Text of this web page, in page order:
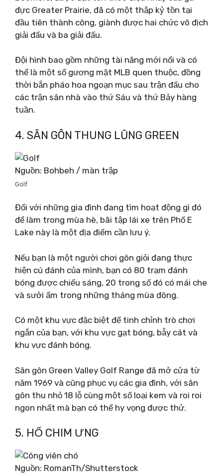
đực Greater Prairie, đã có một thập kỷ tồn tại
đầu tiên thành công, giành được hai chức vô địch
giải đấu và ba giải đấu.
Đội hình bao gồm những tài năng mới nổi và có
thể là một số gương mặt MLB quen thuộc, đồng
thời bắn pháo hoa ngoạn mục sau trận đấu cho
các trận sân nhà vào thứ Sáu và thứ Bảy hàng
tuần.
4. SÂN GÔN THUNG LŨNG GREEN
Nguồn: Bohbeh / màn trập
Golf
Đối với những gia đình đang tìm hoạt động gì đó
để làm trong mùa hè, bãi tập lái xe trên Phố E
Lake này là một địa điểm cần lưu ý.
Nếu bạn là một người chơi gôn giỏi đang thực
hiện cú đánh của mình, bạn có 80 trạm đánh
bóng được chiếu sáng, 20 trong số đó có mái che
và sưởi ấm trong những tháng mùa đông.
Có một khu vực đặc biệt để tinh chỉnh trò chơi
ngắn của bạn, với khu vực gạt bóng, bẫy cát và
khu vực đánh bóng.
Sân gôn Green Valley Golf Range đã mở cửa từ
năm 1969 và cũng phục vụ các gia đình, với sân
gôn thu nhỏ 18 lỗ cùng một số loại kem và roi roi
ngon nhất mà bạn có thể hy vọng được thử.
5. HỐ CHIM ƯNG
Nguồn: RomanTh/Shutterstock